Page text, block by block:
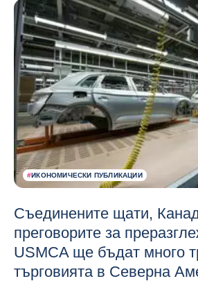
#ИКОНОМИЧЕСКИ ПУБЛИКАЦИИ
Съединените щати,
преговорите за
USMCA ще бъдат много
търговията в Северна